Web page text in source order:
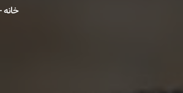
خانه-